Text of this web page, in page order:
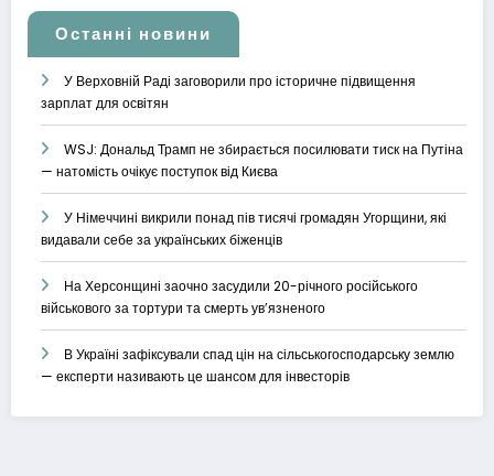
Останні новини
У Верховній Раді заговорили про історичне підвищення
зарплат для освітян
WSJ: Дональд Трамп не збирається посилювати тиск на Путіна
— натомість очікує поступок від Києва
У Німеччині викрили понад пів тисячі громадян Угорщини, які
видавали себе за українських біженців
На Херсонщині заочно засудили 20-річного російського
військового за тортури та смерть ув’язненого
В Україні зафіксували спад цін на сільськогосподарську землю
— експерти називають це шансом для інвесторів